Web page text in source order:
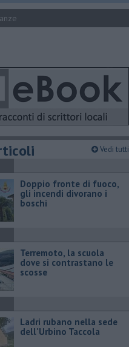
Vedi tutti
Doppio fronte di fuoco,
gli incendi divorano i
boschi
Terremoto, la scuola
dove si contrastano le
scosse
Ladri rubano nella sede
dell'Urbino Taccola